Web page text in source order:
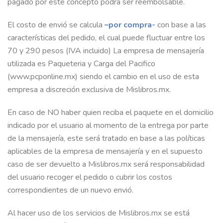
El costo de envió se calcula –por compra- con base a las
características del pedido, el cual puede fluctuar entre los
70 y 290 pesos (IVA incluido) La empresa de mensajería
utilizada es Paqueteria y Carga del Pacifico
(www.pcponline.mx) siendo el cambio en el uso de esta
empresa a discreción exclusiva de Mislibros.mx.
En caso de NO haber quien reciba el paquete en el domicilio
indicado por el usuario al momento de la entrega por parte
de la mensajería, este será tratado en base a las políticas
aplicables de la empresa de mensajería y en el supuesto
caso de ser devuelto a Mislibros.mx será responsabilidad
del usuario recoger el pedido o cubrir los costos
correspondientes de un nuevo envió.
Al hacer uso de los servicios de Mislibros.mx se está